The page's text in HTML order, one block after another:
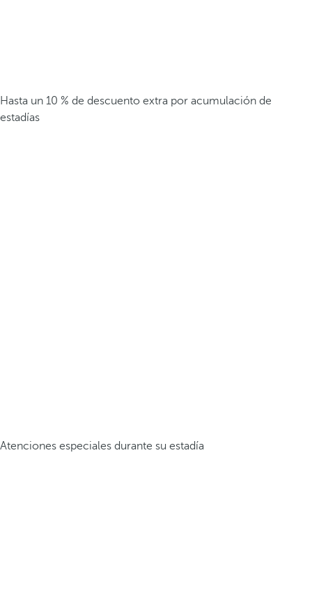
Hasta un 10 % de descuento extra por acumulación de
estadías
Atenciones especiales durante su estadía